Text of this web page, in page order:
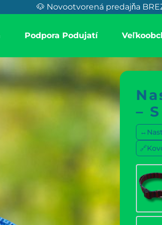
🐶 Novootvorená predajňa
Podpora Podujatí
–